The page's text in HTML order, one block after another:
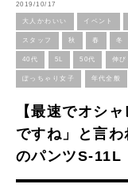
2019/10/17
大人かわいい イベント
スタッフ 秋 春 冬
40代 5L 50代 伸び
ぽっちゃり女子 年代全般
【最速でオシ
ですね」と言
のパンツS-11L